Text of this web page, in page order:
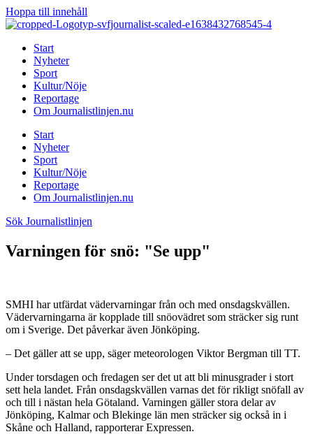
Hoppa till innehåll
Start
Nyheter
Sport
Kultur/Nöje
Reportage
Om Journalistlinjen.nu
Start
Nyheter
Sport
Kultur/Nöje
Reportage
Om Journalistlinjen.nu
Sök Journalistlinjen
Varningen för snö: "Se upp"
SMHI har utfärdat vädervarningar från och med onsdagskvällen.
Vädervarningarna är kopplade till snöovädret som sträcker sig runt
om i Sverige. Det påverkar även Jönköping.
– Det gäller att se upp, säger meteorologen Viktor Bergman till TT.
Under torsdagen och fredagen ser det ut att bli minusgrader i stort
sett hela landet. Från onsdagskvällen varnas det för rikligt snöfall av
och till i nästan hela Götaland. Varningen gäller stora delar av
Jönköping, Kalmar och Blekinge län men sträcker sig också in i
Skåne och Halland, rapporterar Expressen.